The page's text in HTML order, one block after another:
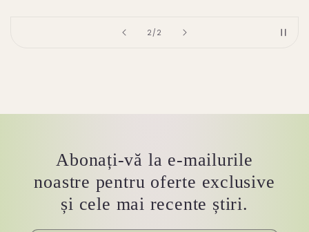
2 /of
2
Abonați-vă la e-mailurile
noastre pentru oferte exclusive
și cele mai recente știri.